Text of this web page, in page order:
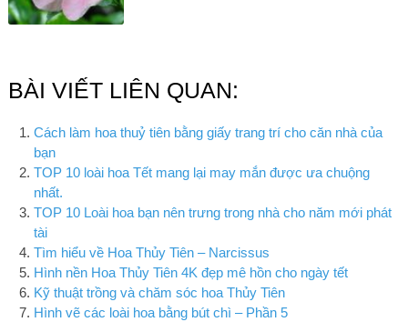
BÀI VIẾT LIÊN QUAN:
Cách làm hoa thuỷ tiên bằng giấy trang trí cho căn nhà của
bạn
TOP 10 loài hoa Tết mang lại may mắn được ưa chuộng
nhất.
TOP 10 Loài hoa bạn nên trưng trong nhà cho năm mới phát
tài
Tìm hiểu về Hoa Thủy Tiên – Narcissus
Hình nền Hoa Thủy Tiên 4K đẹp mê hồn cho ngày tết
Kỹ thuật trồng và chăm sóc hoa Thủy Tiên
Hình vẽ các loài hoa bằng bút chì – Phần 5